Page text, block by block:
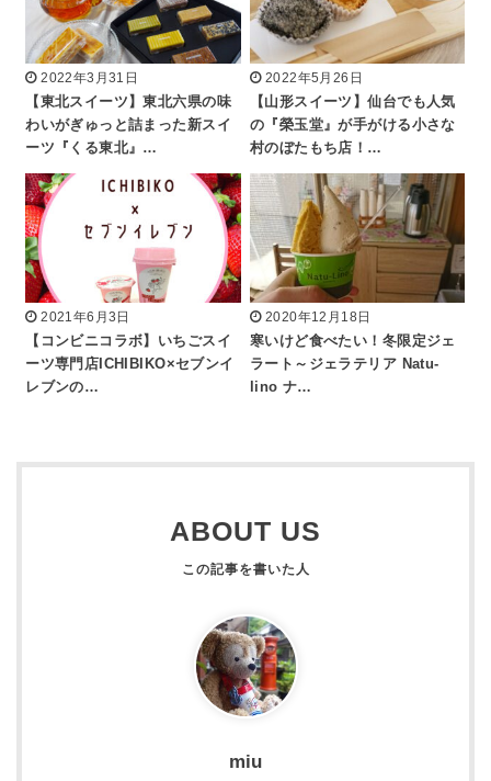
2022年3月31日
【東北スイーツ】東北六県の味
わいがぎゅっと詰まった新スイ
ーツ『くる東北』…
2022年5月26日
【山形スイーツ】仙台でも人気
の『榮玉堂』が手がける小さな
村のぼたもち店！…
2021年6月3日
【コンビニコラボ】いちごスイ
ーツ専門店ICHIBIKO×セブンイ
レブンの…
2020年12月18日
寒いけど食べたい！冬限定ジェ
ラート～ジェラテリア Natu-
lino ナ…
ABOUT US
miu